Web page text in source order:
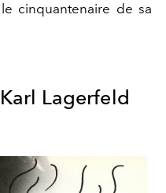
cinquantenaire de sa
Lagerfeld